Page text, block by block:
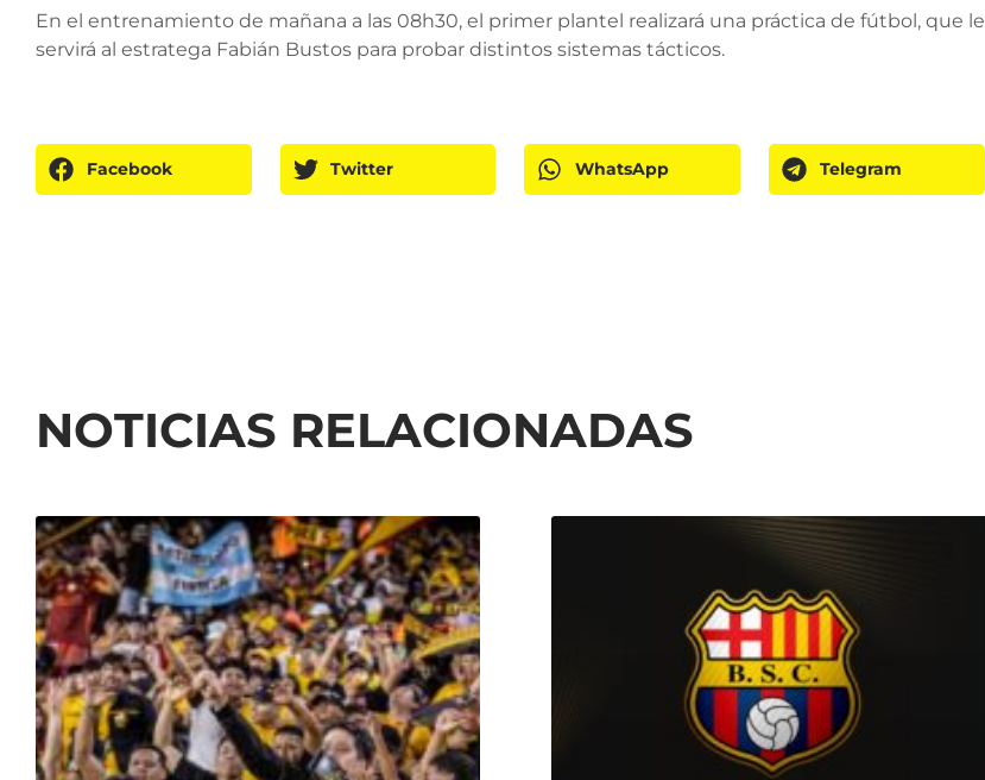
En el entrenamiento de mañana a las 08h30, el primer plantel realizará una práctica de fútbol, que le
servirá al estratega Fabián Bustos para probar distintos sistemas tácticos.
Facebook Twitter WhatsApp Telegram
NOTICIAS RELACIONADAS